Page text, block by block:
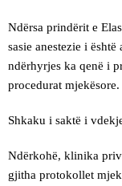
Ndërsa prindërit e
sasie anestezie i
ndërhyrjes ka qenë i
procedurat mjekësore.
Shkaku i saktë i
Ndërkohë, klinika
gjitha protokollet